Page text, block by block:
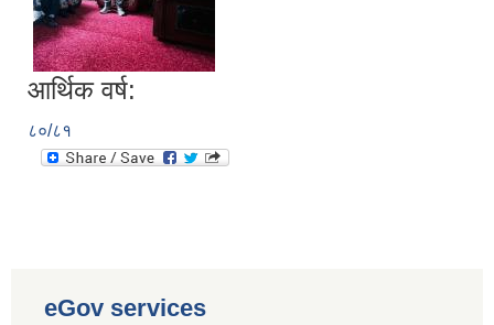
आर्थिक वर्ष:
८०/८१
eGov services